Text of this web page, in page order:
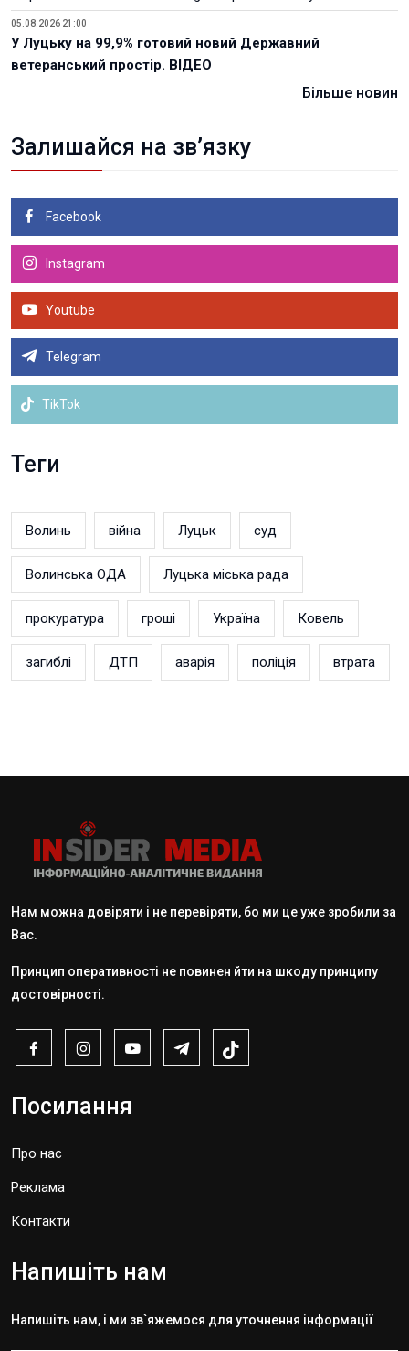
05.08.2026 21:00
У Луцьку на 99,9% готовий новий Державний
ветеранський простір. ВІДЕО
Більше новин
Залишайся на зв’язку
Facebook
Instagram
Youtube
Telegram
TikTok
Теги
Волинь війна Луцьк суд
Волинська ОДА Луцька міська рада
прокуратура гроші Україна Ковель
загиблі ДТП аварія поліція втрата
Нам можна довіряти і не перевіряти, бо ми це уже зробили за
Вас.
Принцип оперативності не повинен йти на шкоду принципу
достовірності.
Посилання
Про нас
Реклама
Контакти
Напишіть нам
Напишіть нам, і ми зв`яжемося для уточнення інформації